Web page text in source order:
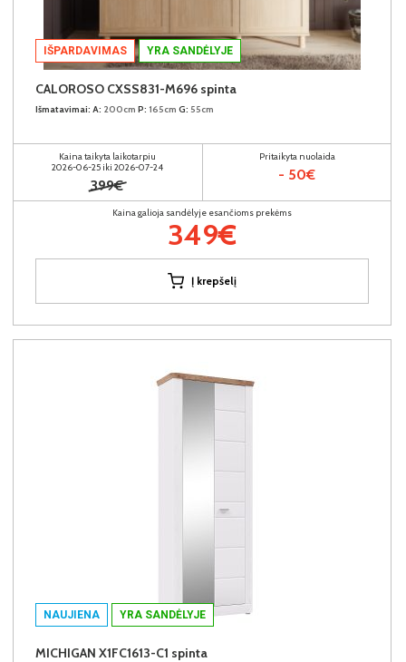
IŠPARDAVIMAS YRA SANDĖLYJE
CALOROSO CXSS831-M696 spinta
Išmatavimai: A: 200cm P: 165cm G: 55cm
Kaina taikyta laikotarpiu
2026-06-25 iki 2026-07-24
399€
Pritaikyta nuolaida
- 50€
Kaina galioja sandėlyje esančioms prekėms
349€
Į krepšelį
NAUJIENA YRA SANDĖLYJE
MICHIGAN X1FC1613-C1 spinta